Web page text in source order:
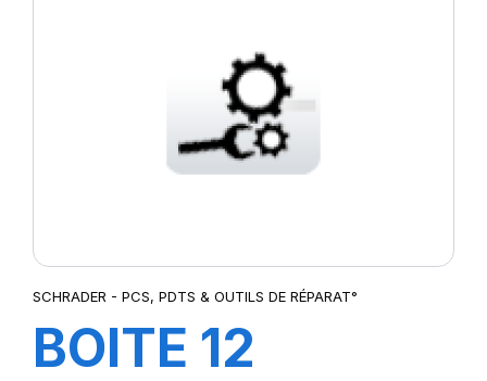
SCHRADER - PCS, PDTS & OUTILS DE RÉPARAT°
BOITE 12